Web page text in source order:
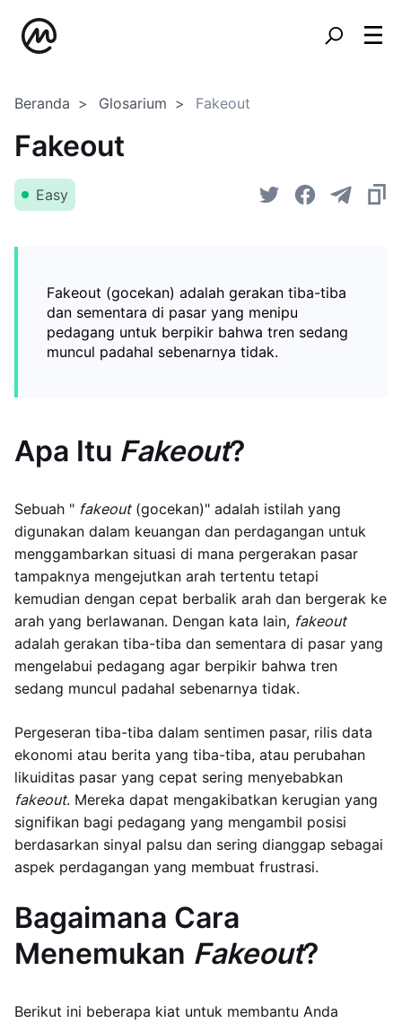
Beranda Glosarium Fakeout
Fakeout
Easy
Fakeout (gocekan) adalah gerakan tiba-tiba
dan sementara di pasar yang menipu
pedagang untuk berpikir bahwa tren sedang
muncul padahal sebenarnya tidak.
Apa Itu Fakeout?
Sebuah " fakeout(gocekan)" adalah istilah yang
digunakan dalam keuangan dan perdagangan untuk
menggambarkan situasi di mana pergerakan pasar
tampaknya mengejutkan arah tertentu tetapi
kemudian dengan cepat berbalik arah dan bergerak ke
arah yang berlawanan. Dengan kata lain, fakeout
adalah gerakan tiba-tiba dan sementara di pasar yang
mengelabui pedagang agar berpikir bahwa tren
sedang muncul padahal sebenarnya tidak.
Pergeseran tiba-tiba dalam sentimen pasar, rilis data
ekonomi atau berita yang tiba-tiba, atau perubahan
likuiditas pasar yang cepat sering menyebabkan
fakeout. Mereka dapat mengakibatkan kerugian yang
signifikan bagi pedagang yang mengambil posisi
berdasarkan sinyal palsu dan sering dianggap sebagai
aspek perdagangan yang membuat frustrasi.
Bagaimana Cara
Menemukan Fakeout?
Berikut ini beberapa kiat untuk membantu Anda